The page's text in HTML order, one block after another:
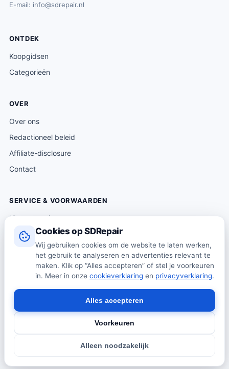
Cookies op SDRepair
Wij gebruiken cookies om de website te laten werken,
het gebruik te analyseren en advertenties relevant te
maken. Klik op “Alles accepteren” of stel je voorkeuren
in. Meer in onze cookieverklaring en privacyverklaring.
Alleen noodzakelijk
Voorkeuren
Alles accepteren
E-mail: info@sdrepair.nl
ONTDEK
Koopgidsen
Categorieën
OVER
Over ons
Redactioneel beleid
Affiliate-disclosure
Contact
SERVICE & VOORWAARDEN
Klantenservice
Verzending & levering
Retourneren
Algemene voorwaarden
verkopen zelf geen producten · Alle prijzen onder voorbehoud.